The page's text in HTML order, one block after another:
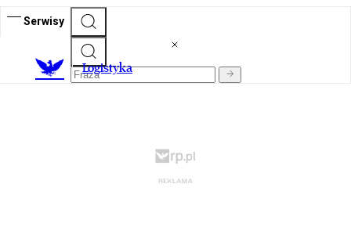
Serwisy
Logistyka